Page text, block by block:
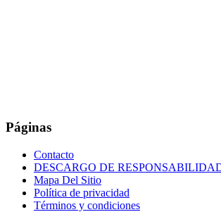
Páginas
Contacto
DESCARGO DE
Mapa Del Sitio
Política de privacidad
Términos y condiciones